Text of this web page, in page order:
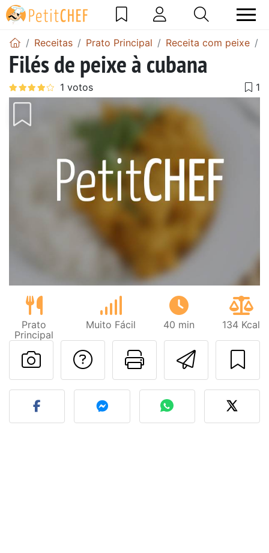
Receitas Prato Principal Receita com peixe
Filés de peixe à cubana
Prato
Principal
Muito Fácil 40 min 134 Kcal
Imprima
Falar com o autor
Fez esta receita?